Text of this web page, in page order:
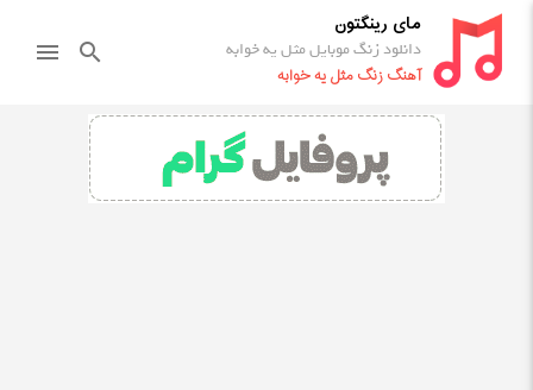
مای رینگتون
دانلود زنگ موبایل مثل یه خوابه
آهنگ زنگ مثل یه خوابه
search
menu